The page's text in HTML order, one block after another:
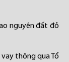
nguyên đất đỏ
thông qua Tổ